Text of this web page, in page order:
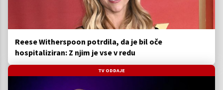
Reese Witherspoon potrdila, da je bil oče
hospitaliziran: Z njim je vse v redu
TV ODDAJE